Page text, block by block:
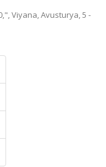
Viyana, Avusturya, 5 -